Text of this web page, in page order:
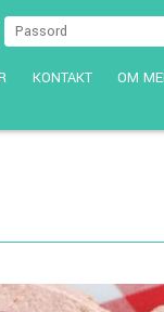
KONTAKT OM